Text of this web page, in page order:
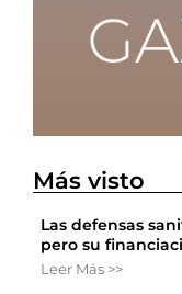
Más visto
Las defensas
pero su
Leer Más >>